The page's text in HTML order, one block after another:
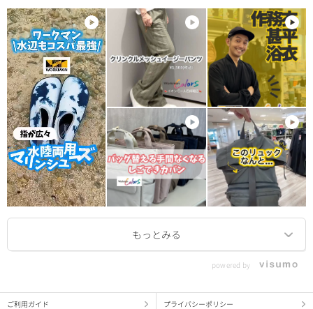
powered by
ご利用ガイド プライバシーポリシー